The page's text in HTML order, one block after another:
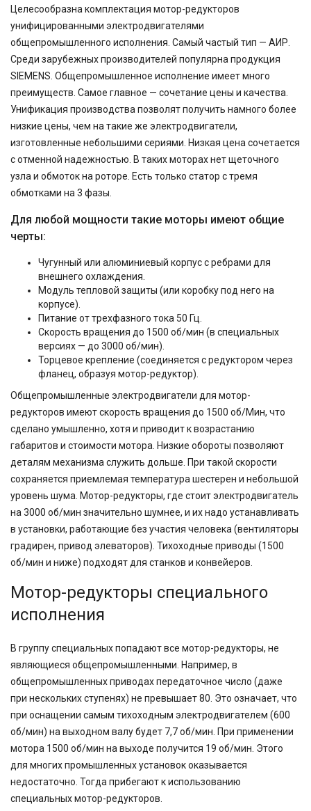
Целесообразна комплектация мотор-редукторов
унифицированными электродвигателями
общепромышленного исполнения. Самый частый тип — АИР.
Среди зарубежных производителей популярна продукция
SIEMENS. Общепромышленное исполнение имеет много
преимуществ. Самое главное — сочетание цены и качества.
Унификация производства позволят получить намного более
низкие цены, чем на такие же электродвигатели,
изготовленные небольшими сериями. Низкая цена сочетается
с отменной надежностью. В таких моторах нет щеточного
узла и обмоток на роторе. Есть только статор с тремя
обмотками на 3 фазы.
Для любой мощности такие моторы имеют общие
черты:
Чугунный или алюминиевый корпус с ребрами для
внешнего охлаждения.
Модуль тепловой защиты (или коробку под него на
корпусе).
Питание от трехфазного тока 50 Гц.
Скорость вращения до 1500 об/мин (в специальных
версиях — до 3000 об/мин).
Торцевое крепление (соединяется с редуктором через
фланец, образуя мотор-редуктор).
Общепромышленные электродвигатели для мотор-
редукторов имеют скорость вращения до 1500 об/Мин, что
сделано умышленно, хотя и приводит к возрастанию
габаритов и стоимости мотора. Низкие обороты позволяют
деталям механизма служить дольше. При такой скорости
сохраняется приемлемая температура шестерен и небольшой
уровень шума. Мотор-редукторы, где стоит электродвигатель
на 3000 об/мин значительно шумнее, и их надо устанавливать
в установки, работающие без участия человека (вентиляторы
градирен, привод элеваторов). Тихоходные приводы (1500
об/мин и ниже) подходят для станков и конвейеров.
Мотор-редукторы специального
исполнения
В группу специальных попадают все мотор-редукторы, не
являющиеся общепромышленными. Например, в
общепромышленных приводах передаточное число (даже
при нескольких ступенях) не превышает 80. Это означает, что
при оснащении самым тихоходным электродвигателем (600
об/мин) на выходном валу будет 7,7 об/мин. При применении
мотора 1500 об/мин на выходе получится 19 об/мин. Этого
для многих промышленных установок оказывается
недостаточно. Тогда прибегают к использованию
специальных мотор-редукторов.